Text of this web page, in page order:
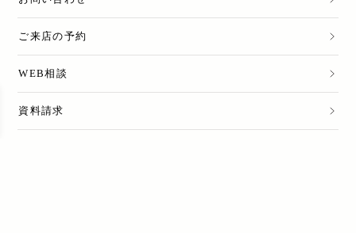
ご来店の予約
WEB相談
資料請求